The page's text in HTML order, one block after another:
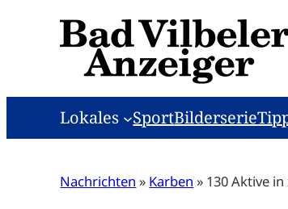
Lokales SportBilderserie
Nachrichten » Karben » 130 Aktive